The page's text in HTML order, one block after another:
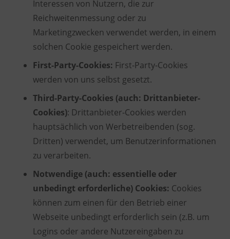
Interessen von Nutzern, die zur
Reichweitenmessung oder zu
Marketingzwecken verwendet werden, in einem
solchen Cookie gespeichert werden.
First-Party-Cookies: First-Party-Cookies
werden von uns selbst gesetzt.
Third-Party-Cookies (auch: Drittanbieter-
Cookies): Drittanbieter-Cookies werden
hauptsächlich von Werbetreibenden (sog.
Dritten) verwendet, um Benutzerinformationen
zu verarbeiten.
Notwendige (auch: essentielle oder
unbedingt erforderliche) Cookies: Cookies
können zum einen für den Betrieb einer
Webseite unbedingt erforderlich sein (z.B. um
Logins oder andere Nutzereingaben zu